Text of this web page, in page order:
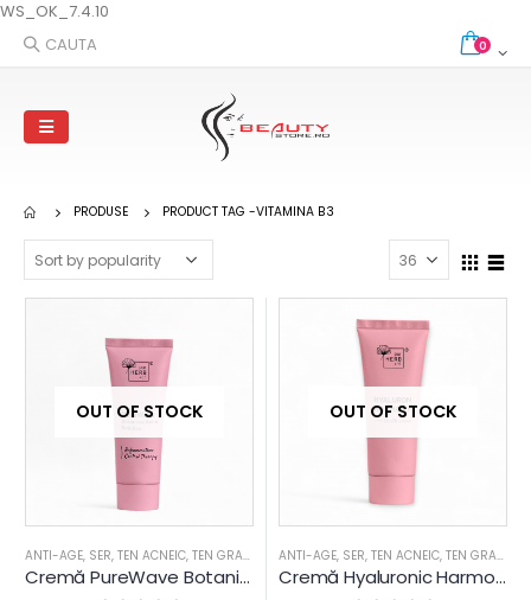
WS_OK_7.4.10
CAUTA
0
PRODUSE PRODUCT TAG -VITAMINA B3
OUT OF STOCK
ANTI-AGE, SER, TEN ACNEIC, TEN GRAS TEN MATUR,TEN NORMAL
Cremă PureWave Botanical Acne Solution
OUT OF STOCK
ANTI-AGE, SER, TEN ACNEIC, TEN GRAS
Cremă Hyaluronic Harmony / Youth Elixir